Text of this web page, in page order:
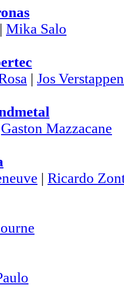
| Mika Salo
| Jos Verstappen
Gaston Mazzacane
| Ricardo